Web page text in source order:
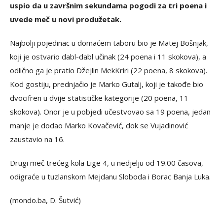
uspio da u završnim sekundama pogodi za tri poena i
uvede meč u novi produžetak.
Najbolji pojedinac u domaćem taboru bio je Matej Bošnjak,
koji je ostvario dabl-dabl učinak (24 poena i 11 skokova), a
odlično ga je pratio Džejlin MekKriri (22 poena, 8 skokova).
Kod gostiju, prednjačio je Marko Gutalj, koji je takođe bio
dvocifren u dvije statističke kategorije (20 poena, 11
skokova). Onor je u pobjedi učestvovao sa 19 poena, jedan
manje je dodao Marko Kovačević, dok se Vujadinović
zaustavio na 16.
Drugi meč trećeg kola Lige 4, u nedjelju od 19.00 časova,
odigraće u tuzlanskom Mejdanu Sloboda i Borac Banja Luka.
(mondo.ba, D. Šutvić)